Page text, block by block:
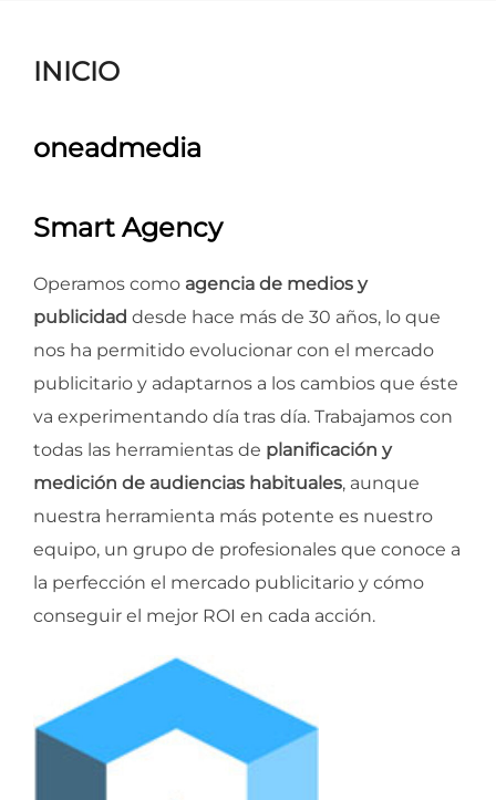
INICIO
oneadmedia
Smart Agency
Operamos como agencia de medios y
publicidad desde hace más de 30 años, lo que
nos ha permitido evolucionar con el mercado
publicitario y adaptarnos a los cambios que éste
va experimentando día tras día. Trabajamos con
todas las herramientas de planificación y
medición de audiencias habituales, aunque
nuestra herramienta más potente es nuestro
equipo, un grupo de profesionales que conoce a
la perfección el mercado publicitario y cómo
conseguir el mejor ROI en cada acción.